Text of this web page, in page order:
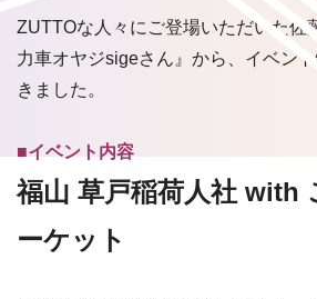
ZUTTOな人々にご登場いただいた佐
力車オヤジsigeさん』から、イベン
きました。
■イベント内容
福山 草戸稲荷人社 with
ーケット